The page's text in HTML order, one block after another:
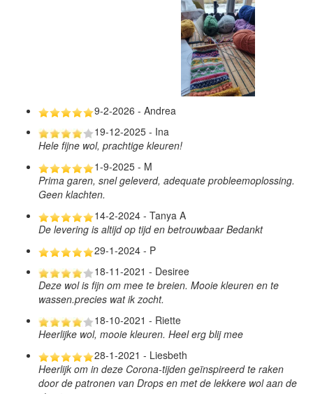
9-2-2026 - Andrea
19-12-2025 - Ina
Hele fijne wol, prachtige kleuren!
1-9-2025 - M
Prima garen, snel geleverd, adequate probleemoplossing.
Geen klachten.
14-2-2024 - Tanya A
De levering is altijd op tijd en betrouwbaar Bedankt
29-1-2024 - P
18-11-2021 - Desiree
Deze wol is fijn om mee te breien. Mooie kleuren en te
wassen.precies wat ik zocht.
18-10-2021 - Riette
Heerlijke wol, mooie kleuren. Heel erg blij mee
28-1-2021 - Liesbeth
Heerlijk om in deze Corona-tijden geïnspireerd te raken
door de patronen van Drops en met de lekkere wol aan de